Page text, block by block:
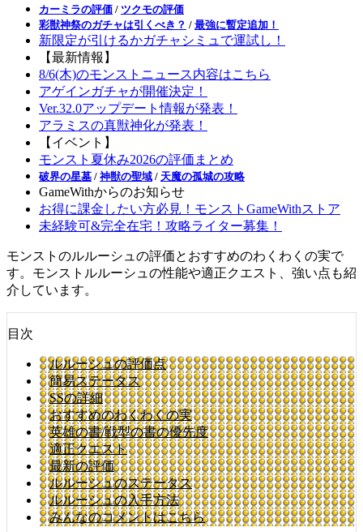
カーミラの評価 / ツクモの評価
彩獣神祭のガチャは引くべき？ / 最強に暫定追加！
新限定が引けるかガチャシミュで運試し！
【最新情報】
8/6(木)のモンストニュース内容はこちら
アゲインガチャが開催決定！
Ver.32.0アップデート情報が発表！
アラミスの真獣神化が発表！
【イベント】
モンスト夏休み2026の評価まとめ
破界の星墓 / 神獣の聖域 / 天魔の孤城の攻略
GameWithからのお知らせ
お得に課金したい方必見！モンストGameWithストア
未経験可&完全在宅！攻略ライター募集！
モンストのルルーシュの評価とおすすめのわくわくの実で
す。モンストルルーシュの性能や適正クエスト、強い点も紹
介しています。
目次
ルルーシュの評価点
簡易ステータス
SSの詳細
おすすめのわくわくの実
英雄の書/戦型の書の優先度
適正クエスト
最新の評価
ルルーシュのステータス
ルルーシュの入手方法
みんなのコメントはこちら